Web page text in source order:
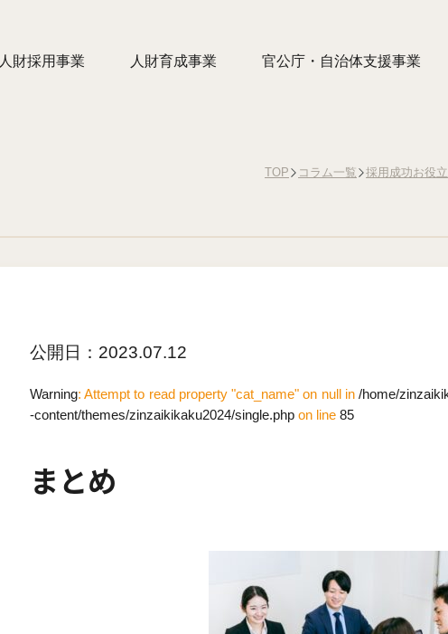
人財採用事業 人財育成事業 官公庁・自治体支援事業
TOP コラム一覧 採用成功お役
公開日： 2023.07.12
Warning: Attempt to read property "cat_name" on null in /home/
-content/themes/zinzaikikaku2024/single.php on line 85
まとめ